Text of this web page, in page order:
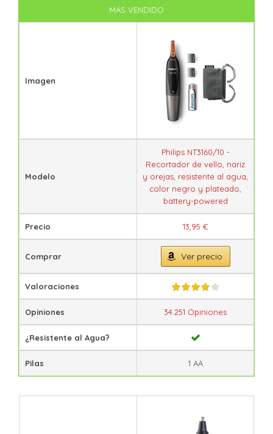
MÁS VENDIDO
Imagen
Modelo
Philips NT3160/10 -
Recortador de vello, nariz
y orejas, resistente al agua,
color negro y plateado,
battery-powered
Precio 13,95 €
Comprar Ver precio
Valoraciones
Opiniones 34.251 Opiniones
¿Resistente al Agua?
Pilas 1 AA